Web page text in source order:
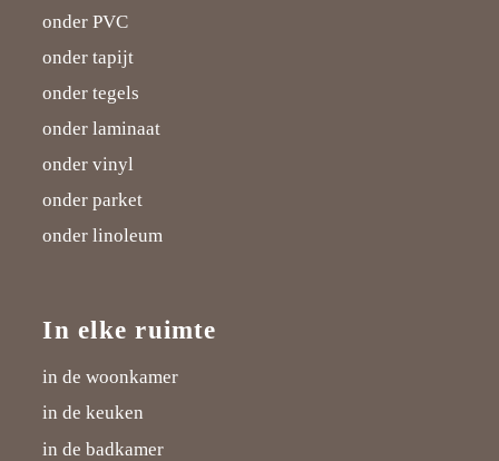
onder PVC
onder tapijt
onder tegels
onder laminaat
onder vinyl
onder parket
onder linoleum
In elke ruimte
in de woonkamer
in de keuken
in de badkamer